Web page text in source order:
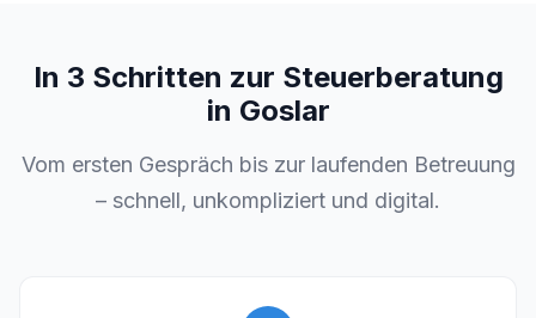
In 3 Schritten zur Steuerberatung
in Goslar
Vom ersten Gespräch bis zur laufenden Betreuung
– schnell, unkompliziert und digital.